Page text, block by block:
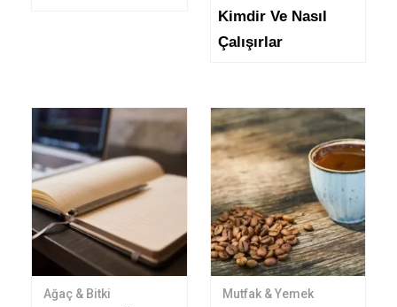
Kimdir Ve Nasıl
Çalışırlar
Ağaç & Bitki Mutfak & Yemek